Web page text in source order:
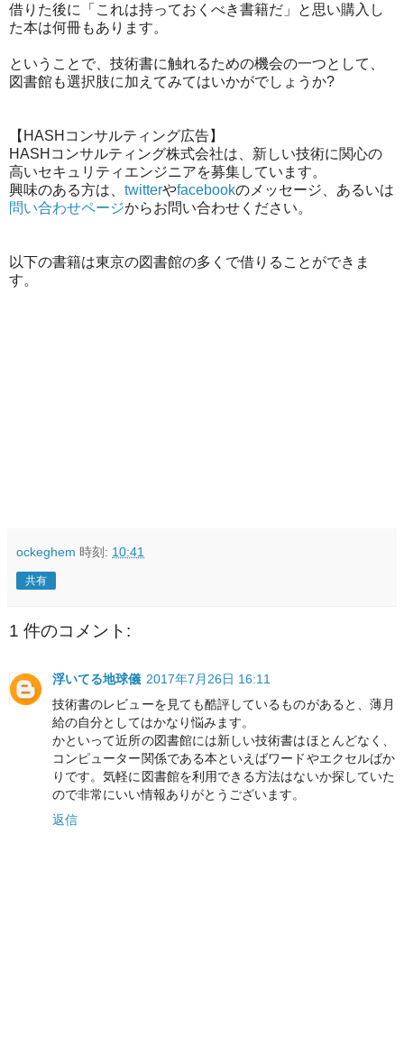
借りた後に「これは持っておくべき書籍だ」と思い購入し
た本は何冊もあります。
ということで、技術書に触れるための機会の一つとして、
図書館も選択肢に加えてみてはいかがでしょうか?
【HASHコンサルティング広告】
HASHコンサルティング株式会社は、新しい技術に関心の
高いセキュリティエンジニアを募集しています。
興味のある方は、 twitterやfacebookのメッセージ、あるいは
問い合わせページからお問い合わせください。
以下の書籍は東京の図書館の多くで借りることができま
す。
ockeghem 時刻: 10:41
共有
1 件のコメント:
浮いてる地球儀 2017年7月26日 16:11
技術書のレビューを見ても酷評しているものがあると、薄月
給の自分としてはかなり悩みます。
かといって近所の図書館には新しい技術書はほとんどなく、
コンピューター関係である本といえばワードやエクセルばか
りです。気軽に図書館を利用できる方法はないか探していた
ので非常にいい情報ありがとうございます。
返信